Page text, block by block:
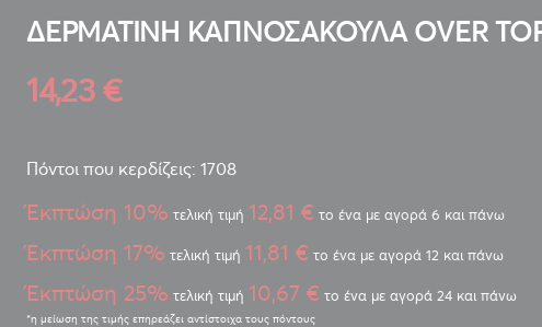
ΔΕΡΜΑΤΙΝΗ ΚΑΠΝΟΣΑΚΟΥΛΑ OVER
14,23 €
Πόντοι που κερδίζεις: 1708
Έκπτώση 10% τελική τιμή 12,81 € το ένα με αγορά 6 και πάνω
Έκπτώση 17% τελική τιμή 11,81 € το ένα με αγορά 12 και πάνω
Έκπτώση 25% τελική τιμή 10,67 € το ένα με αγορά 24 και πάνω